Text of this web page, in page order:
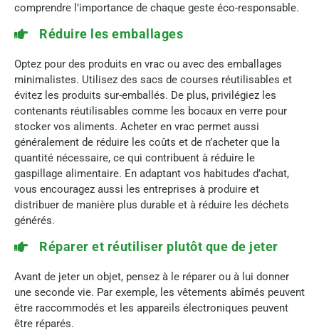
comprendre l’importance de chaque geste éco-responsable.
Réduire les emballages
Optez pour des produits en vrac ou avec des emballages
minimalistes. Utilisez des sacs de courses réutilisables et
évitez les produits sur-emballés. De plus, privilégiez les
contenants réutilisables comme les bocaux en verre pour
stocker vos aliments. Acheter en vrac permet aussi
généralement de réduire les coûts et de n’acheter que la
quantité nécessaire, ce qui contribuent à réduire le
gaspillage alimentaire. En adaptant vos habitudes d’achat,
vous encouragez aussi les entreprises à produire et
distribuer de manière plus durable et à réduire les déchets
générés.
Réparer et réutiliser plutôt que de jeter
Avant de jeter un objet, pensez à le réparer ou à lui donner
une seconde vie. Par exemple, les vêtements abîmés peuvent
être raccommodés et les appareils électroniques peuvent
être réparés.